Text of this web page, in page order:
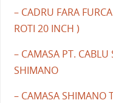
– CADRU FARA
ROTI 20 INCH )
– CAMASA PT.
SHIMANO
– CAMASA SHIMANO